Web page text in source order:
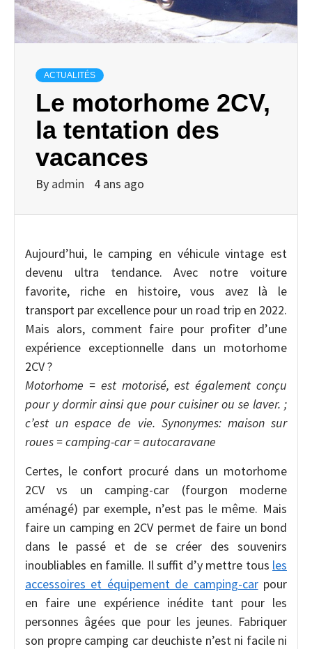
ACTUALITÉS
Le motorhome 2CV,
la tentation des
vacances
By admin 4 ans ago
Aujourd’hui, le camping en véhicule vintage est
devenu ultra tendance. Avec notre voiture
favorite, riche en histoire, vous avez là le
transport par excellence pour un road trip en 2022.
Mais alors, comment faire pour profiter d’une
expérience exceptionnelle dans un motorhome
2CV ?
Motorhome = est motorisé, est également conçu
pour y dormir ainsi que pour cuisiner ou se laver. ;
c’est un espace de vie. Synonymes: maison sur
roues = camping-car = autocaravane
Certes, le confort procuré dans un motorhome
2CV vs un camping-car (fourgon moderne
aménagé) par exemple, n’est pas le même. Mais
faire un camping en 2CV permet de faire un bond
dans le passé et de se créer des souvenirs
inoubliables en famille. Il suffit d’y mettre tous les
accessoires et équipement de camping-carpour
en faire une expérience inédite tant pour les
personnes âgées que pour les jeunes. Fabriquer
son propre camping car deuchiste n’est ni facile ni